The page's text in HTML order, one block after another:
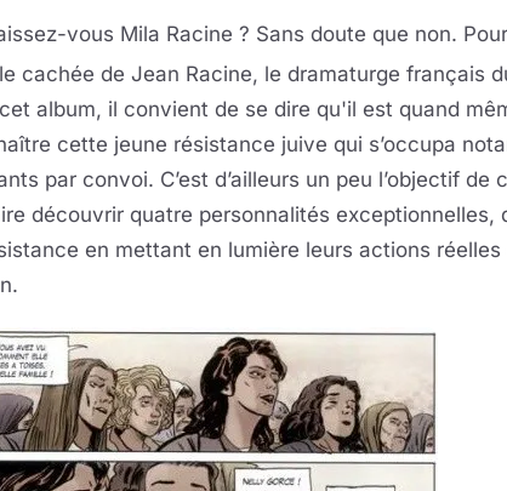
vous Mila Racine ? Sans doute que non.
cachée de Jean Racine, le dramaturge français
album, il convient de se dire qu'il est quand
cette jeune résistance juive qui s’occupa
par convoi. C’est d’ailleurs un peu l’objectif
découvrir quatre personnalités exceptionnelles,
en mettant en lumière leurs actions